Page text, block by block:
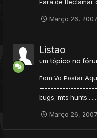
Para de Reclamar
Março 26, 2007
Listao
um tópico no
Bom Vo Postar
bugs, mts
Março 26, 2007